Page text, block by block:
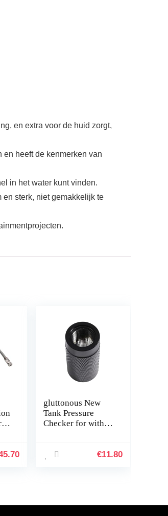
en extra voor de huid zorgt,
heeft de kenmerken van
in het water kunt vinden.
sterk, niet gemakkelijk te
gluttonous New
Tank Pressure
Checker for with
Test,B
€11.80